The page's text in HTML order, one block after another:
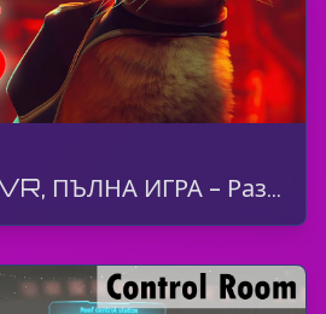
Stray | 360° VR, ПЪЛНА ИГРА - Разходка, Геймплей, Без Коментар, 4K